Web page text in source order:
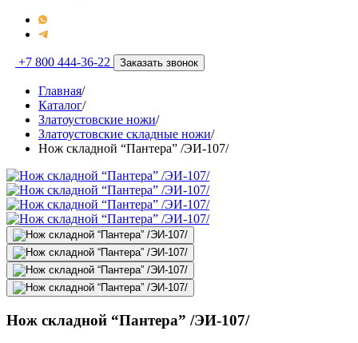
+7 800 444-36-22 Заказать звонок
Главная/
Каталог/
Златоустовские ножи/
Златоустовские складные ножи/
Нож складной “Пантера” /ЭИ-107/
Нож складной “Пантера” /ЭИ-107/